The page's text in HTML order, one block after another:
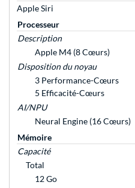
Apple Siri
Processeur
Description
Apple M4 (8 Cœurs)
Disposition du noyau
3 Performance-Cœurs
5 Efficacité-Cœurs
AI/NPU
Neural Engine (16 Cœurs)
Mémoire
Capacité
Total
12 Go